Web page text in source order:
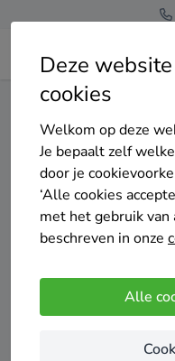
Deze
cookies
Welkom op deze
Je bepaalt zelf
door je
‘Alle cookies
met het gebruik van
beschreven in onze
Alle
Home Centrale verwarming
Top 20 cv installateurs